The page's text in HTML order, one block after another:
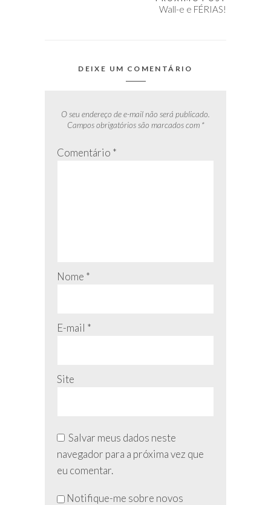
Wall-e e FÉRIAS!
DEIXE UM COMENTÁRIO
O seu endereço de e-mail não será publicado.
Campos obrigatórios são marcados com *
Comentário *
Nome *
E-mail *
Site
Salvar meus dados neste
navegador para a próxima vez que
eu comentar.
NãoNotifique-me sobre novos